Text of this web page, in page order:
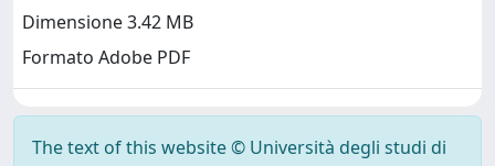
Dimensione 3.42 MB
Formato Adobe PDF
The text of this website © Università degli studi di